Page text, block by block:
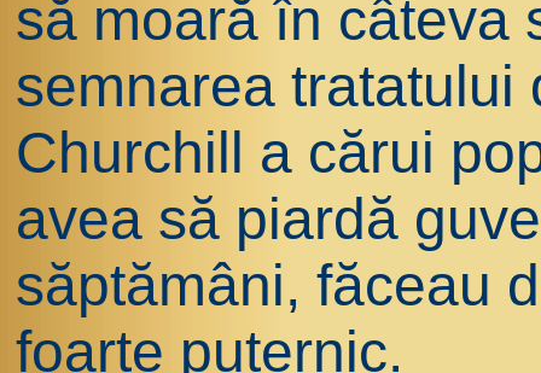
să moară în câteva
semnarea tratatului
Churchill a cărui
avea să piardă
săptămâni, făceau
foarte puternic.